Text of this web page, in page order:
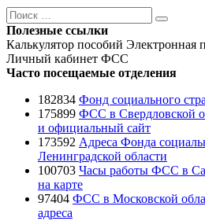
Поиск
Поиск
Полезные ссылки
Калькулятор пособий Электронная
Личный кабинет ФСС
Часто посещаемые отделения
182834 Фонд социального
175899 ФСС в Свердловской
и официальный сайт
173592 Адреса Фонда
Ленинградской области
100703 Часы работы ФСС в
на карте
97404 ФСС в Московской
адреса